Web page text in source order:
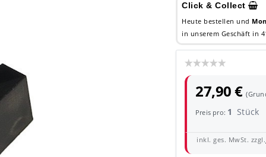
Click & Collect
Heute bestellen und
in unserem Geschäft in
27,90 €
Preis pro: 1 Stück
inkl. ges. MwSt. zzgl.